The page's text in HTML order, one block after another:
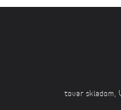
tovar skladom,